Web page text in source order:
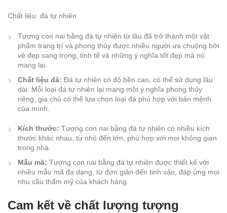
Chất liệu: đá tự nhiên
Tượng con nai bằng đá tự nhiên từ lâu đã trở thành một vật
phẩm trang trí và phong thủy được nhiều người ưa chuộng bởi
vẻ đẹp sang trọng, tinh tế và những ý nghĩa tốt đẹp mà nó
mang lại.
Chất liệu đá: Đá tự nhiên có độ bền cao, có thể sử dụng lâu
dài. Mỗi loại đá tự nhiên lại mang một ý nghĩa phong thủy
riêng, gia chủ có thể lựa chọn loại đá phù hợp với bản mệnh
của mình.
Kích thước: Tượng con nai bằng đá tự nhiên có nhiều kích
thước khác nhau, từ nhỏ đến lớn, phù hợp với mọi không gian
trong nhà.
Mẫu mã: Tượng con nai bằng đá tự nhiên được thiết kế với
nhiều mẫu mã đa dạng, từ đơn giản đến tinh xảo, đáp ứng mọi
nhu cầu thẩm mỹ của khách hàng.
Cam kết về chất lượng tượng